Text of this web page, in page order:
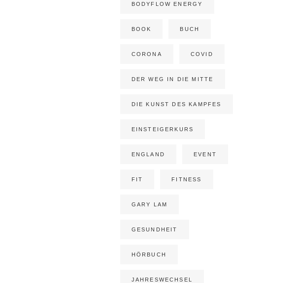
BODYFLOW ENERGY
BOOK BUCH
CORONA COVID
DER WEG IN DIE MITTE
DIE KUNST DES KAMPFES
EINSTEIGERKURS
ENGLAND EVENT
FIT FITNESS
GARY LAM
GESUNDHEIT
HÖRBUCH
JAHRESWECHSEL